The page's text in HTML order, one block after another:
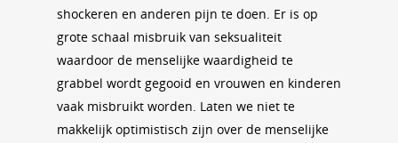
shockeren en anderen pijn te doen. Er is op
grote schaal misbruik van seksualiteit
waardoor de menselijke waardigheid te
grabbel wordt gegooid en vrouwen en kinderen
vaak misbruikt worden. Laten we niet te
makkelijk optimistisch zijn over de menselijke